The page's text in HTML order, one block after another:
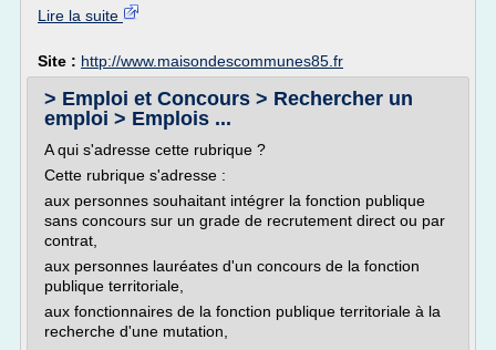
Lire la suite
Site : http://www.maisondescommunes85.fr
> Emploi et Concours > Rechercher un
emploi > Emplois ...
A qui s'adresse cette rubrique ?
Cette rubrique s'adresse :
aux personnes souhaitant intégrer la fonction publique
sans concours sur un grade de recrutement direct ou par
contrat,
aux personnes lauréates d'un concours de la fonction
publique territoriale,
aux fonctionnaires de la fonction publique territoriale à la
recherche d'une mutation,